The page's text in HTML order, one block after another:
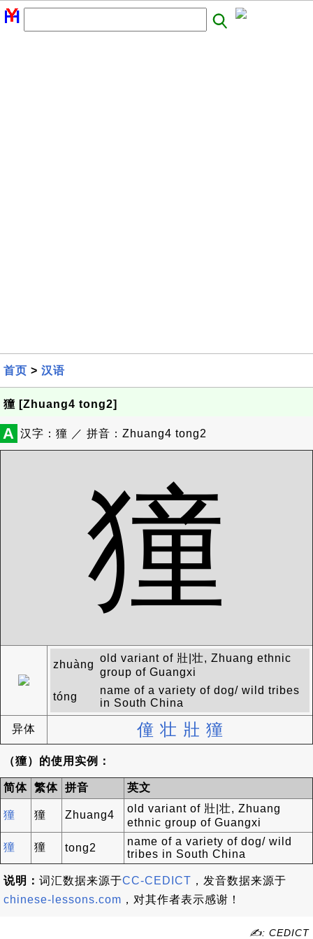
首页 > 汉语
獞 [Zhuang4 tong2]
A 汉字：獞 ／ 拼音：Zhuang4 tong2
獞
zhuàng
old variant of 壯|壮, Zhuang ethnic
group of Guangxi
tóng
name of a variety of dog/ wild tribes
in South China
异体 僮 壮 壯 獞
（獞）的使用实例：
简体 繁体 拼音 英文
獞 獞 Zhuang4
old variant of 壯|壮, Zhuang
ethnic group of Guangxi
獞 獞 tong2
name of a variety of dog/ wild
tribes in South China
说明： 词汇数据来源于CC-CEDICT ，发音数据来源于
chinese-lessons.com ，对其作者表示感谢！
✍: CEDICT